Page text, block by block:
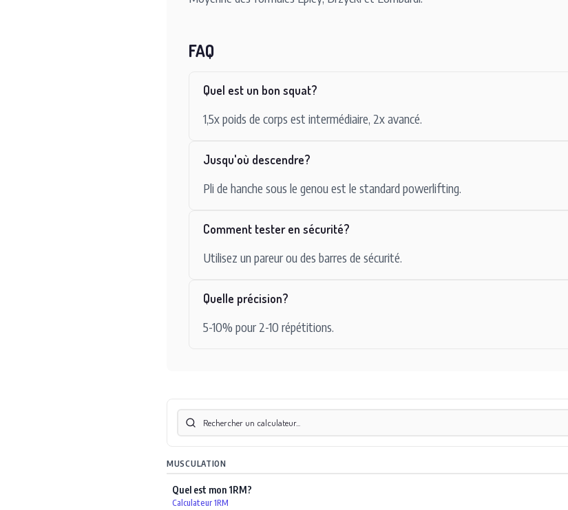
FAQ
Quel est un bon squat?
1,5x poids de corps est intermédiaire, 2x avancé.
Jusqu'où descendre?
Pli de hanche sous le genou est le standard powerlifting.
Comment tester en sécurité?
Utilisez un pareur ou des barres de sécurité.
Quelle précision?
5-10% pour 2-10 répétitions.
MUSCULATION
Quel est mon 1RM?
Calculateur 1RM